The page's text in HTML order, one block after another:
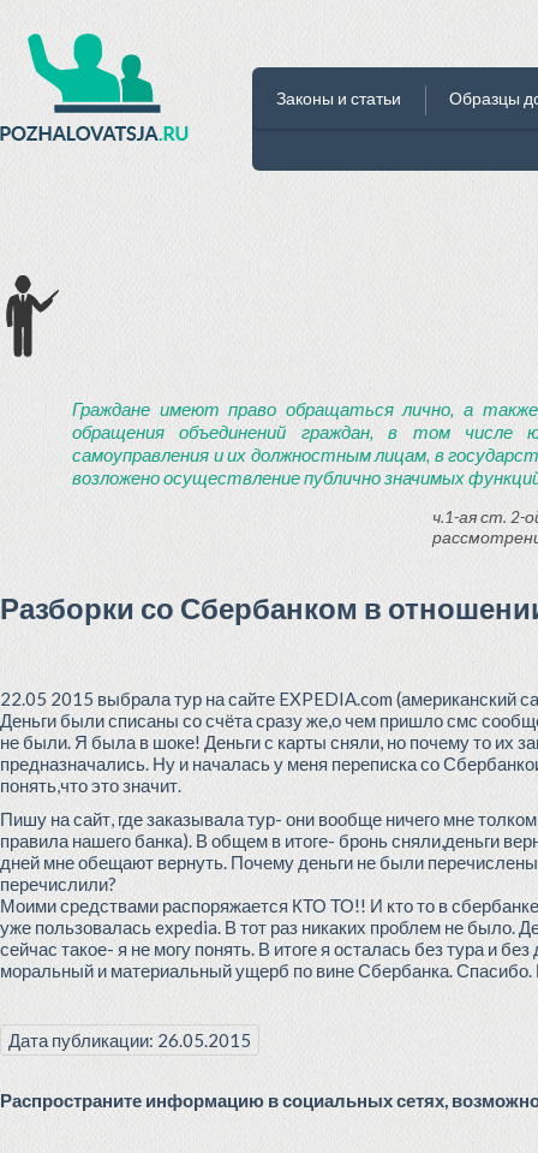
Законы и статьи Образцы
Граждане имеют право обращаться лично, а
обращения объединений граждан, в том числе
самоуправления и их должностным лицам, в
возложено осуществление публично значимых
ч.1-ая ст. 2-
Разборки со Сбербанком в
22.05 2015 выбрала тур на сайте EXPEDIA.com (американский
Деньги были списаны со счёта сразу же,о чем пришло смс
не были. Я была в шоке! Деньги с карты сняли, но почему то их
предназначались. Ну и началась у меня переписка со
понять,что это значит.
Пишу на сайт, где заказывала тур- они вообще ничего мне
правила нашего банка). В общем в итоге- бронь сняли,деньги
дней мне обещают вернуть. Почему деньги не были
перечислили?
Моими средствами распоряжается КТО ТО!! И кто то в
уже пользовалась expedia. В тот раз никаких проблем не было.
сейчас такое- я не могу понять. В итоге я осталась без тура и
моральный и материальный ущерб по вине Сбербанка. Спасибо.
Дата публикации: 26.05.2015
Распространите информацию в социальных сетях,